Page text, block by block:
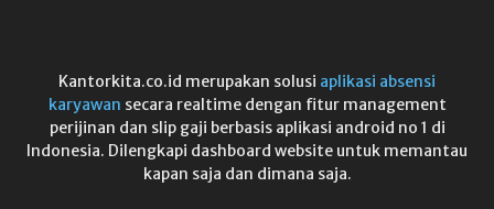
Kantorkita.co.id merupakan solusi aplikasi absensi
karyawan secara realtime dengan fitur management
perijinan dan slip gaji berbasis aplikasi android no 1 di
Indonesia. Dilengkapi dashboard website untuk memantau
kapan saja dan dimana saja.